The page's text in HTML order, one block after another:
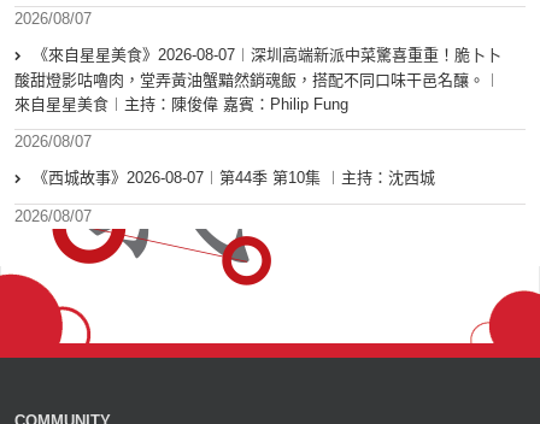
2026/08/07
《來自星星美食》2026-08-07︱深圳高端新派中菜驚喜重重！脆卜卜
酸甜燈影咕嚕肉，堂弄黃油蟹黯然銷魂飯，搭配不同口味干邑名釀。︱
來自星星美食︱主持：陳俊偉 嘉賓：Philip Fung
2026/08/07
《西城故事》2026-08-07︱第44季 第10集 ︱主持：沈西城
2026/08/07